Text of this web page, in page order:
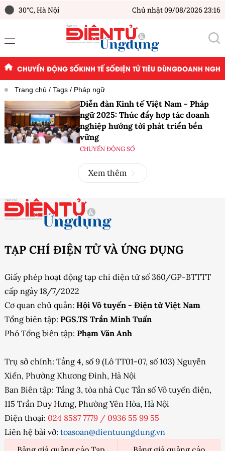
30°C,Hà Nội Chủ nhật 09/08/2026 23:16
CHUYỂN ĐỘNG SỐKINH TẾ SỐĐIỆN TỬ TIÊU DÙNGDOANH
Trang chủ Tags Pháp ngữ
Diễn đàn Kinh tế Việt Nam - Pháp
ngữ 2025: Thúc đẩy hợp tác doanh
nghiệp hướng tới phát triển bền
vững
CHUYỂN ĐỘNG SỐ
Xem thêm
TẠP CHÍ ĐIỆN TỬ VÀ ỨNG DỤNG
Giấy phép hoạt động tạp chí điện tử số 360/GP-BTTTT
cấp ngày 18/7/2022
Cơ quan chủ quản: Hội Vô tuyến - Điện tử Việt Nam
Tổng biên tập: PGS.TS Trần Minh Tuấn
Phó Tổng biên tập: Phạm Văn Anh
Trụ sở chính: Tầng 4, số 9 (Lô TT01-07, số 103) Nguyễn
Xiển, Phường Khương Đình, Hà Nội
Ban Biên tập: Tầng 3, tòa nhà Cục Tần số Vô tuyến điện,
115 Trần Duy Hưng, Phường Yên Hòa, Hà Nội
Điện thoại: 024 8587 7779 / 0936 55 99 55
Liên hệ bài vở: toasoan@dientuungdung.vn